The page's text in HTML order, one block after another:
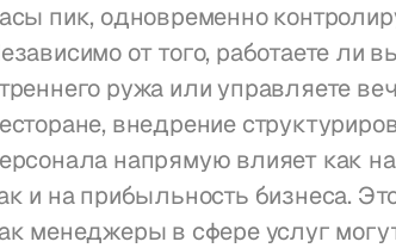
пик, одновременно
от того, работаете ли
ружа или управляете
внедрение
напрямую влияет как
и на прибыльность бизнеса.
менеджеры в сфере услуг